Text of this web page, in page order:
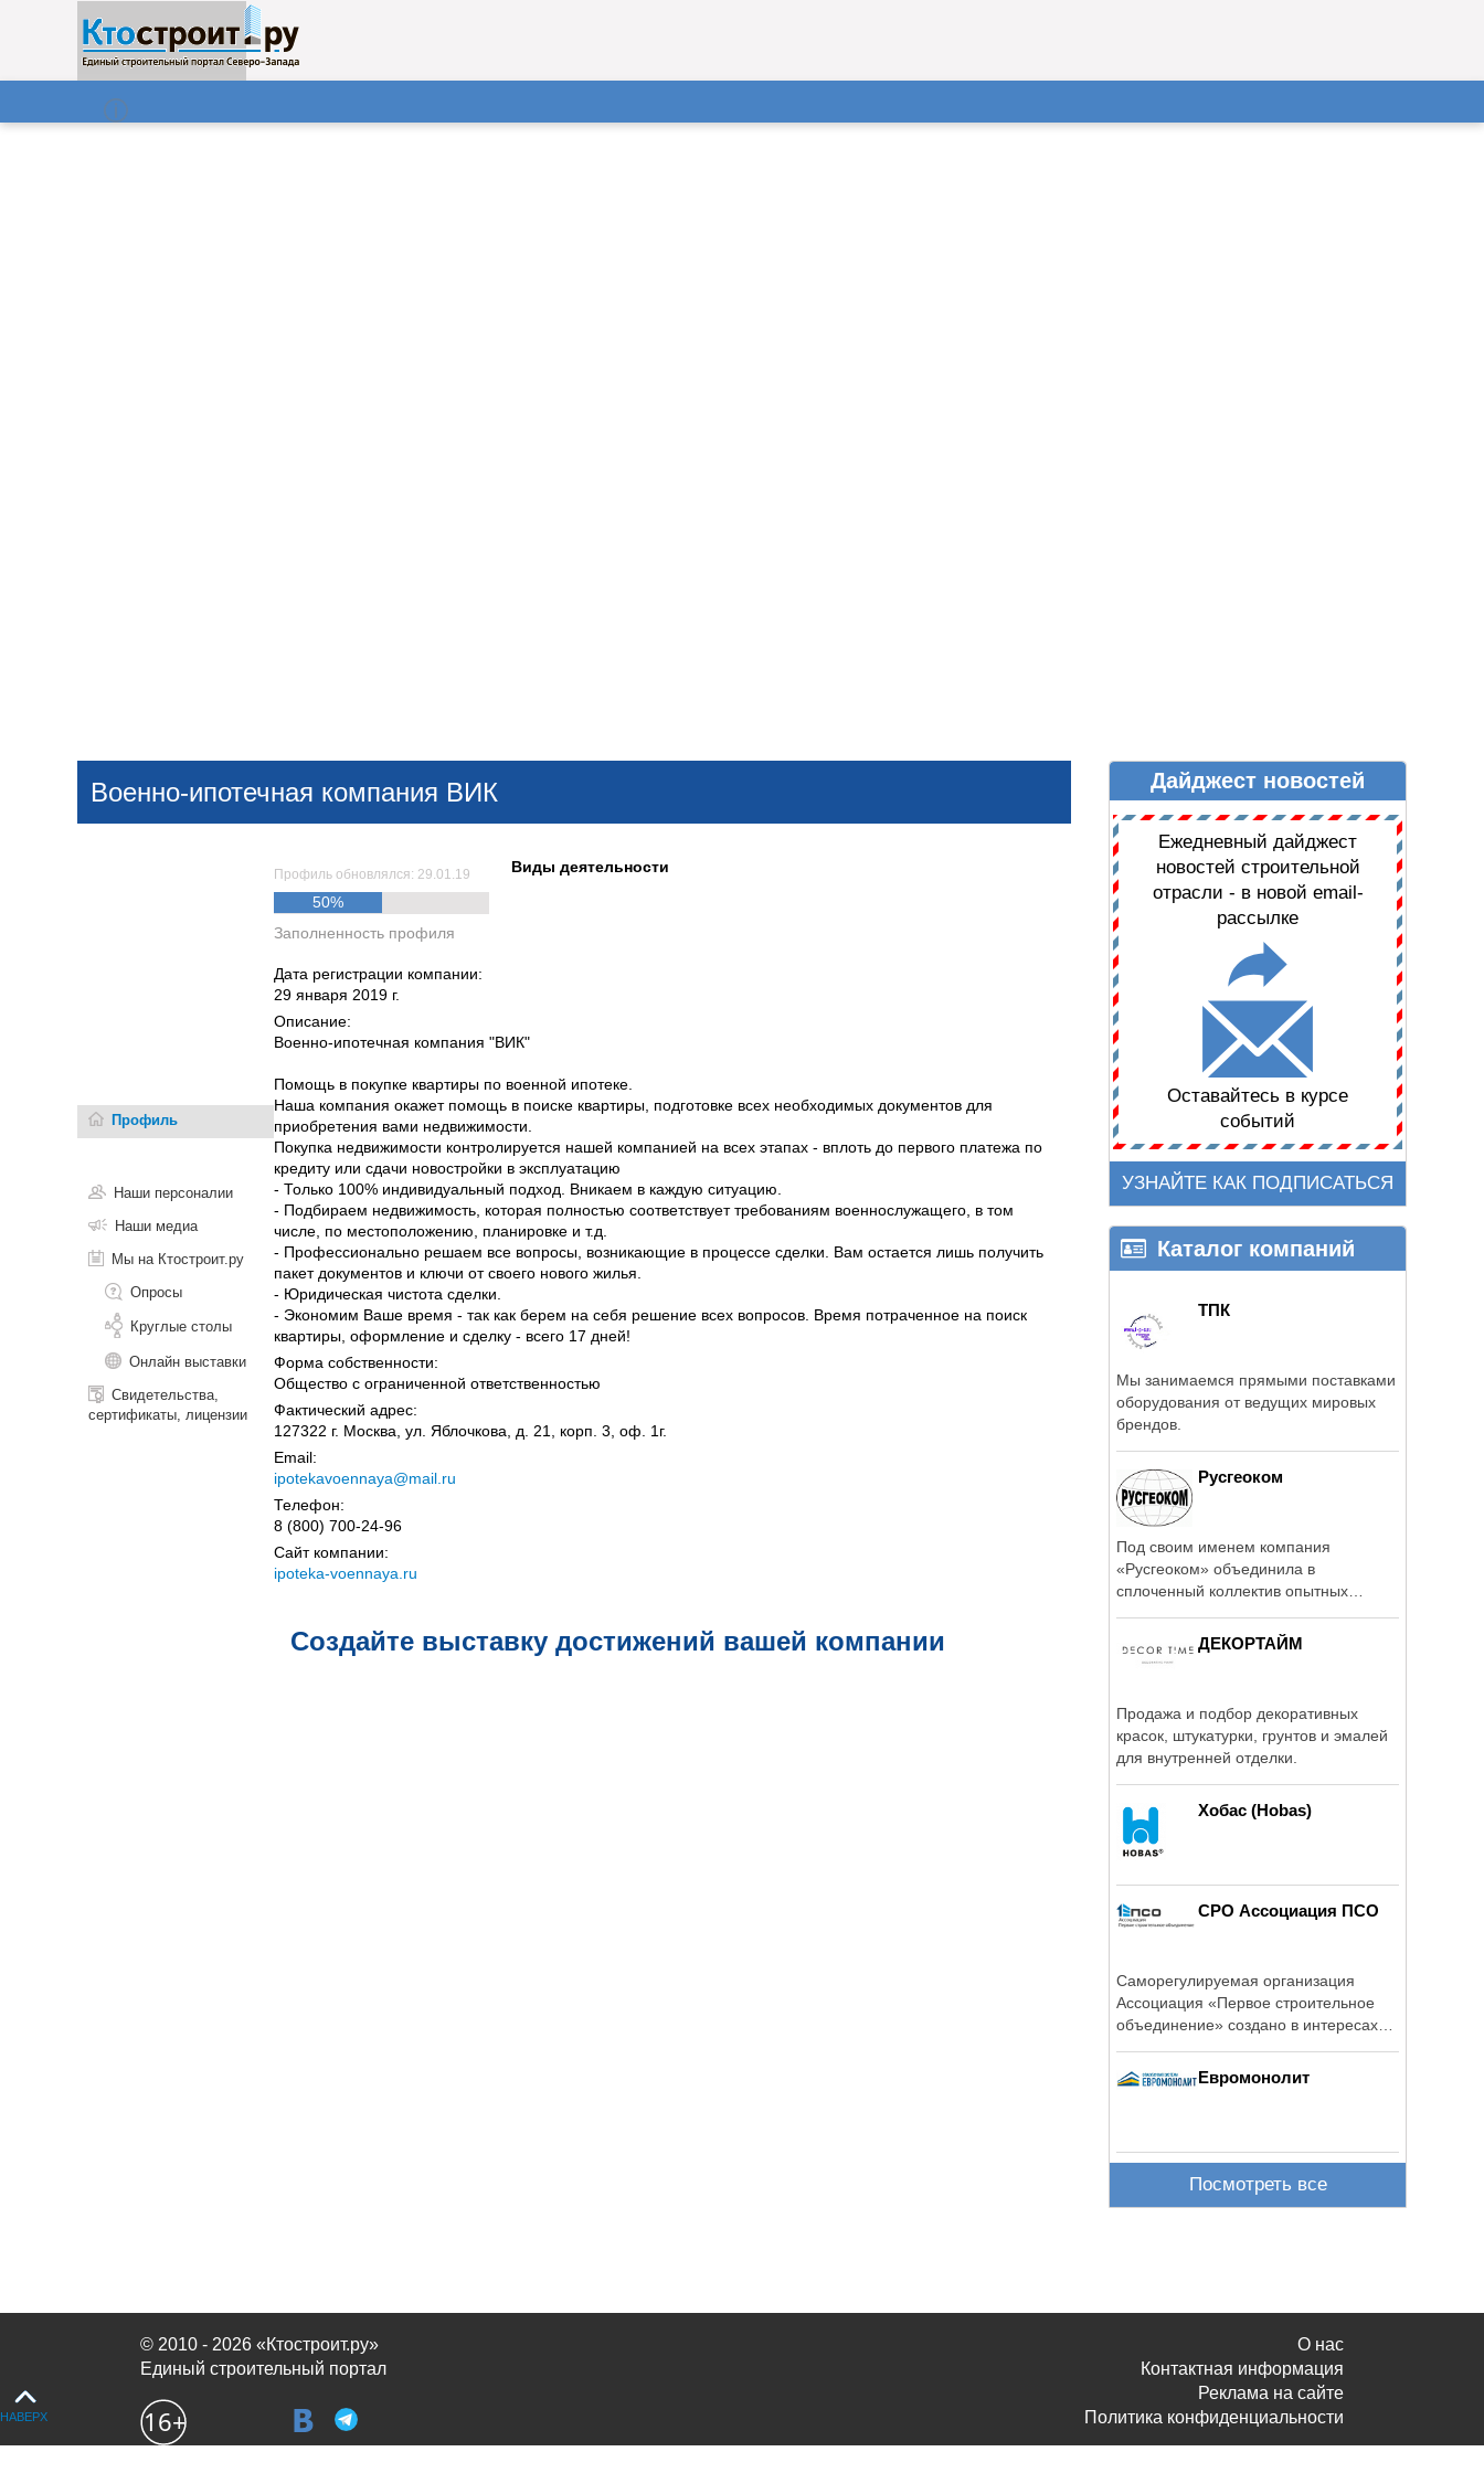
Поиск
ОНЛАЙН–ВЫСТАВКИ ДАЙДЖЕСТ НОВОСТЕЙ
Военно-ипотечная компания ВИК
Профиль
Наши персоналии
Наши медиа
Мы на Ктостроит.ру
Опросы
Круглые столы
Онлайн выставки
Свидетельства,
сертификаты, лицензии
Профиль обновлялся: 29.01.19
50%
Заполненность профиля
Виды деятельности
Дата регистрации компании:
29 января 2019 г.
Описание:
Военно-ипотечная компания "ВИК"
Помощь в покупке квартиры по военной ипотеке.
Наша компания окажет помощь в поиске квартиры, подготовке всех необходимых документов для
приобретения вами недвижимости.
Покупка недвижимости контролируется нашей компанией на всех этапах - вплоть до первого платежа по
кредиту или сдачи новостройки в эксплуатацию
- Только 100% индивидуальный подход. Вникаем в каждую ситуацию.
- Подбираем недвижимость, которая полностью соответствует требованиям военнослужащего, в том
числе, по местоположению, планировке и т.д.
- Профессионально решаем все вопросы, возникающие в процессе сделки. Вам остается лишь получить
пакет документов и ключи от своего нового жилья.
- Юридическая чистота сделки.
- Экономим Ваше время - так как берем на себя решение всех вопросов. Время потраченное на поиск
квартиры, оформление и сделку - всего 17 дней!
Форма собственности:
Общество с ограниченной ответственностью
Фактический адрес:
127322 г. Москва, ул. Яблочкова, д. 21, корп. 3, оф. 1г.
Email:
ipotekavoennaya@mail.ru
Телефон:
8 (800) 700-24-96
Сайт компании:
ipoteka-voennaya.ru
Создайте выставку достижений вашей компании
Дайджест новостей
Ежедневный дайджест
новостей строительной
отрасли - в новой email-
рассылке
Оставайтесь в курсе
событий
УЗНАЙТЕ КАК ПОДПИСАТЬСЯ
Каталог компаний
ТПК
Мы занимаемся прямыми поставками
оборудования от ведущих мировых
брендов.
Русгеоком
Под своим именем компания
«Русгеоком» объединила в
сплоченный коллектив опытных
ДЕКОРТАЙМ
Продажа и подбор декоративных
красок, штукатурки, грунтов и эмалей
для внутренней отделки.
Хобас (Hobas)
СРО Ассоциация ПСО
Саморегулируемая организация
Ассоциация «Первое строительное
объединение» создано в интересах
Евромонолит
Посмотреть все
© 2010 - 2026 «Ктостроит.ру»
Единый строительный портал
О нас
Контактная информация
Реклама на сайте
Политика конфиденциальности
НАВЕРХ